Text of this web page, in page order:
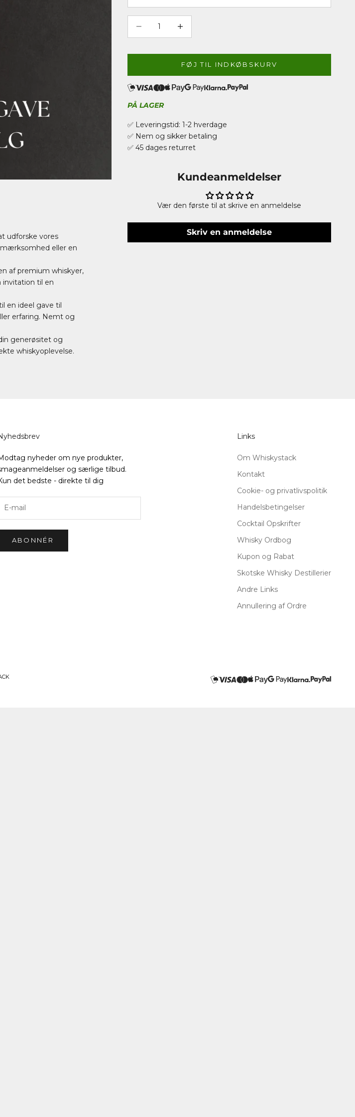
FØJ TIL INDKØBSKURV
PÅ LAGER
✅ Leveringstid: 1-2 hverdage
✅ Nem og sikker betaling
✅ 45 dages returret
Kundeanmeldelser
Vær den første til at skrive en anmeldelse
Skriv en anmeldelse
udforske vores
eller en
af premium whiskyer,
invitation til en
en ideel gave til
erfaring. Nemt og
generøsitet og
whiskyoplevelse.
nyheder om nye produkter,
og særlige tilbud.
det bedste - direkte til dig
ABONNÉR
Links
Om Whiskystack
Kontakt
Cookie- og privatlivspolitik
Handelsbetingelser
Cocktail Opskrifter
Whisky Ordbog
Kupon og Rabat
Skotske Whisky Destillerier
Andre Links
Annullering af Ordre